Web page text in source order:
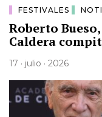
FESTIVALES
Roberto
Caldera
17 · julio · 2026